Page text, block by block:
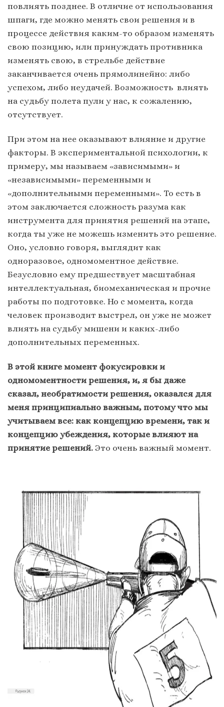
повлиять позднее. В отличие от использования
шпаги, где можно менять свои решения и в
процессе действия каким-то образом изменять
свою позицию, или принуждать противника
изменять свою, в стрельбе действие
заканчивается очень прямолинейно: либо
успехом, либо неудачей. Возможность влиять
на судьбу полета пули у нас, к сожалению,
отсутствует.
При этом на нее оказывают влияние и другие
факторы. В экспериментальной психологии, к
примеру, мы называем «зависимыми» и
«независимыми» переменными и
«дополнительными переменными». То есть в
этом заключается сложность разума как
инструмента для принятия решений на этапе,
когда ты уже не можешь изменить это решение.
Оно, условно говоря, выглядит как
одноразовое, одномоментное действие.
Безусловно ему предшествует масштабная
интеллектуальная, биомеханическая и прочие
работы по подготовке. Но с момента, когда
человек производит выстрел, он уже не может
влиять на судьбу мишени и каких-либо
дополнительных переменных.
В этой книге момент фокусировки и
одномоментности решения, и, я бы даже
сказал, необратимости решения, оказался для
меня принципиально важным, потому что мы
учитываем все: как концепцию времени, так и
концепцию убеждения, которые влияют на
принятие решений. Это очень важный момент.